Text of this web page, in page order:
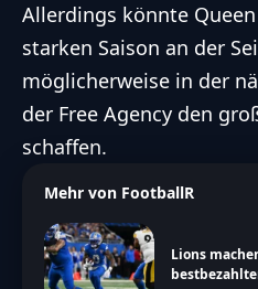
Allerdings könnte
starken Saison an der
möglicherweise in der
der Free Agency den
schaffen.
Mehr von FootballR
Lions